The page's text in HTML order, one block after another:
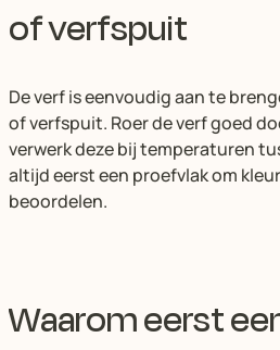
of verfspuit
De verf is eenvoudig aan te
of verfspuit. Roer de verf goed
verwerk deze bij temperaturen
altijd eerst een proefvlak om
beoordelen.
Waarom eerst